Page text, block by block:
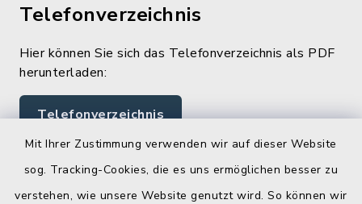
Mit Ihrer Zustimmung verwenden wir auf dieser Website
sog. Tracking-Cookies, die es uns ermöglichen besser zu
verstehen, wie unsere Website genutzt wird. So können wir
Telefonverzeichnis
Hier können Sie sich das Telefonverzeichnis als PDF
herunterladen:
Telefonverzeichnis
Quicklinks